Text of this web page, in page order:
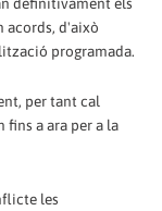
acords, d'això
programada.
per tant cal
fins a ara per a la
les